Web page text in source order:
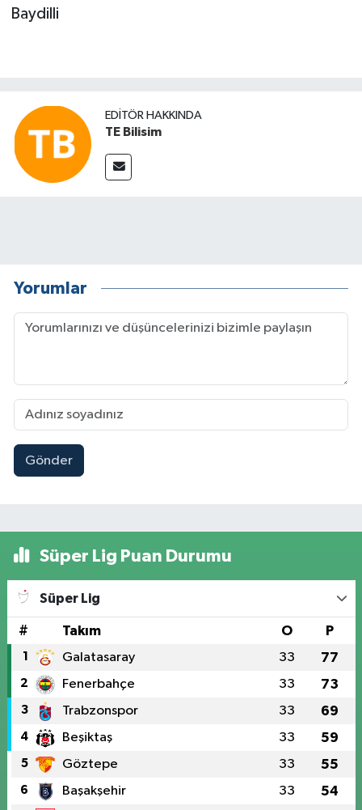
Baydilli
EDITÖR HAKKINDA
TE Bilisim
Yorumlar
Gönder
Süper Lig Puan Durumu
Süper Lig
# Takım O P
1 Galatasaray 33 77
2 Fenerbahçe 33 73
3 Trabzonspor 33 69
4 Beşiktaş 33 59
5 Göztepe 33 55
6 Başakşehir 33 54